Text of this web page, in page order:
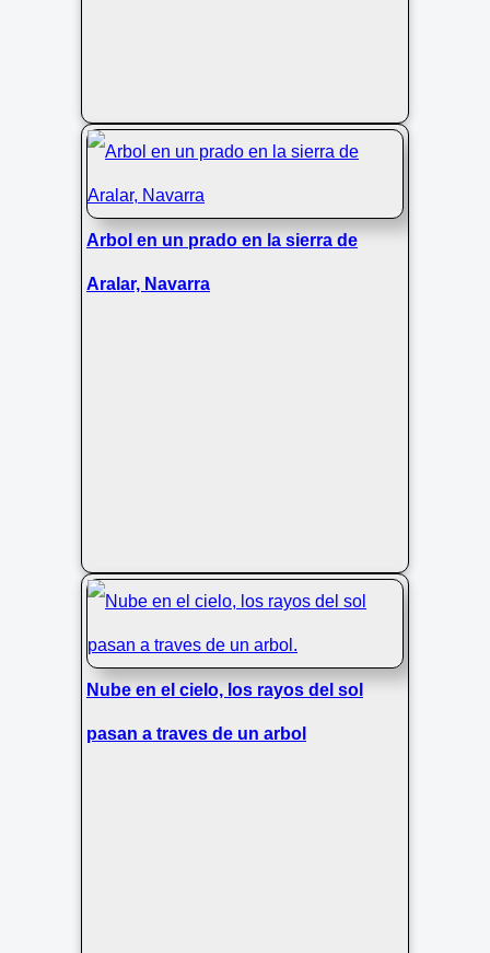
Arbol en un prado en la sierra de
Aralar, Navarra
Nube en el cielo, los rayos del sol
pasan a traves de un arbol